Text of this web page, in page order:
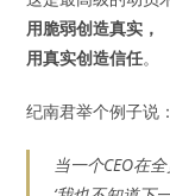
用脆弱创造真实，
用真实创造信任。
纪南君举个例子说：
当一个CEO在